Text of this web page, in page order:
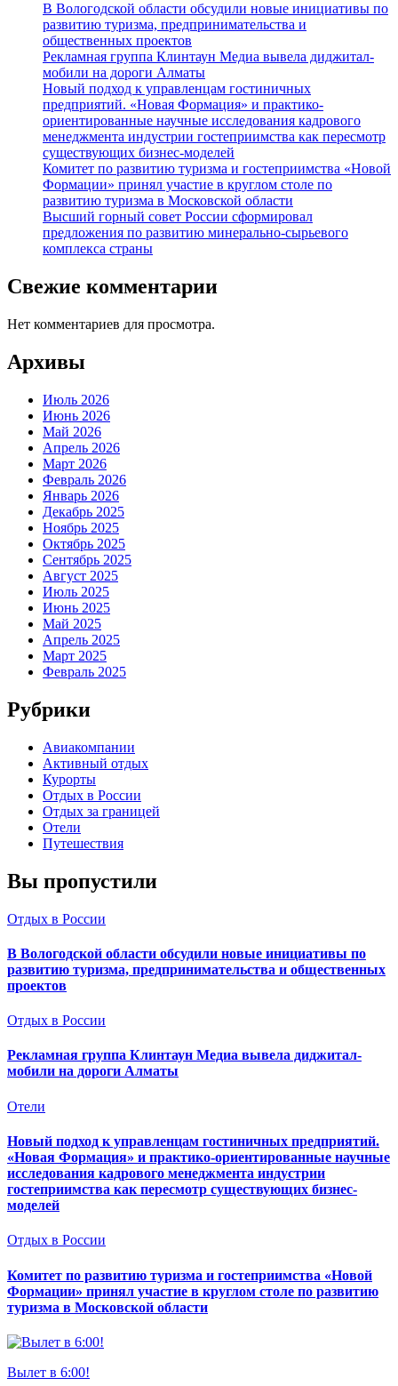
В Вологодской области обсудили новые инициативы по
развитию туризма, предпринимательства и
общественных проектов
Рекламная группа Клинтаун Медиа вывела диджитал-
мобили на дороги Алматы
Новый подход к управленцам гостиничных
предприятий. «Новая Формация» и практико-
ориентированные научные исследования кадрового
менеджмента индустрии гостеприимства как пересмотр
существующих бизнес-моделей
Комитет по развитию туризма и гостеприимства «Новой
Формации» принял участие в круглом столе по
развитию туризма в Московской области
Высший горный совет России сформировал
предложения по развитию минерально-сырьевого
комплекса страны
Свежие комментарии
Нет комментариев для просмотра.
Архивы
Июль 2026
Июнь 2026
Май 2026
Апрель 2026
Март 2026
Февраль 2026
Январь 2026
Декабрь 2025
Ноябрь 2025
Октябрь 2025
Сентябрь 2025
Август 2025
Июль 2025
Июнь 2025
Май 2025
Апрель 2025
Март 2025
Февраль 2025
Рубрики
Авиакомпании
Активный отдых
Курорты
Отдых в России
Отдых за границей
Отели
Путешествия
Вы пропустили
Отдых в России
В Вологодской области обсудили новые инициативы по
развитию туризма, предпринимательства и общественных
проектов
Отдых в России
Рекламная группа Клинтаун Медиа вывела диджитал-
мобили на дороги Алматы
Отели
Новый подход к управленцам гостиничных предприятий.
«Новая Формация» и практико-ориентированные научные
исследования кадрового менеджмента индустрии
гостеприимства как пересмотр существующих бизнес-
моделей
Отдых в России
Комитет по развитию туризма и гостеприимства «Новой
Формации» принял участие в круглом столе по развитию
туризма в Московской области
Вылет в 6:00!